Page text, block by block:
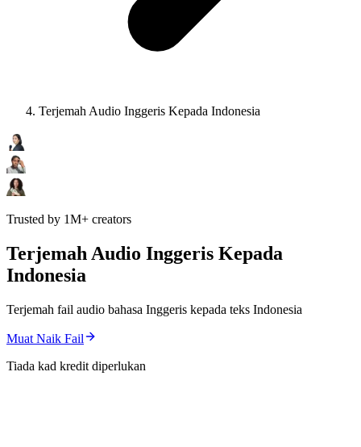
Terjemah Audio Inggeris Kepada Indonesia
Trusted by 1M+ creators
Terjemah Audio Inggeris Kepada
Indonesia
Terjemah fail audio bahasa Inggeris kepada teks Indonesia
Muat Naik Fail
Tiada kad kredit diperlukan